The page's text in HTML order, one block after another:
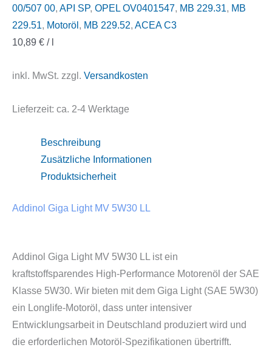
00/507 00, API SP, OPEL OV0401547, MB 229.31, MB
229.51, Motoröl , MB 229.52, ACEA C3
10,89 € /
inkl. MwSt. zzgl. Versandkosten
Lieferzeit: ca. 2-4 Werktage
Beschreibung
Zusätzliche Informationen
Produktsicherheit
Addinol Giga Light MV 5W30 LL
Addinol Giga Light MV 5W30 LL ist ein
kraftstoffsparendes High-Performance Motorenöl der SAE
Klasse 5W30. Wir bieten mit dem Giga Light (SAE 5W30)
ein Longlife-Motoröl, dass unter intensiver
Entwicklungsarbeit in Deutschland produziert wird und
die erforderlichen Motoröl-Spezifikationen übertrifft.